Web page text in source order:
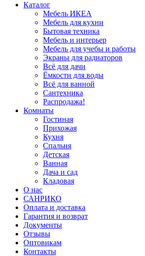
Каталог
Мебель ИКЕА
Мебель для кухни
Бытовая техника
Мебель и интерьер
Мебель для учебы и работы
Экраны для радиаторов
Всё для дачи
Ёмкости для воды
Всё для ванной
Сантехника
Распродажа!
Комнаты
Гостиная
Прихожая
Кухня
Спальня
Детская
Ванная
Дача и сад
Кладовая
О нас
САНРИКО
Оплата и доставка
Гарантия и возврат
Документы
Отзывы
Оптовикам
Контакты